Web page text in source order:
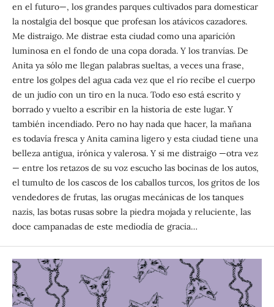
en el futuro—, los grandes parques cultivados para domesticar
la nostalgia del bosque que profesan los atávicos cazadores.
Me distraigo. Me distrae esta ciudad como una aparición
luminosa en el fondo de una copa dorada. Y los tranvías. De
Anita ya sólo me llegan palabras sueltas, a veces una frase,
entre los golpes del agua cada vez que el río recibe el cuerpo
de un judío con un tiro en la nuca. Todo eso está escrito y
borrado y vuelto a escribir en la historia de este lugar. Y
también incendiado. Pero no hay nada que hacer, la mañana
es todavía fresca y Anita camina ligero y esta ciudad tiene una
belleza antigua, irónica y valerosa. Y si me distraigo —otra vez
— entre los retazos de su voz escucho las bocinas de los autos,
el tumulto de los cascos de los caballos turcos, los gritos de los
vendedores de frutas, las orugas mecánicas de los tanques
nazis, las botas rusas sobre la piedra mojada y reluciente, las
doce campanadas de este mediodía de gracia…